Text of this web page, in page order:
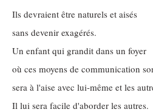
Ils devraient être naturels et aisés
sans devenir exagérés.
Un enfant qui grandit dans un foyer
où ces moyens de communication
sera à l'aise avec lui-même et les
Il lui sera facile d'aborder les autres.